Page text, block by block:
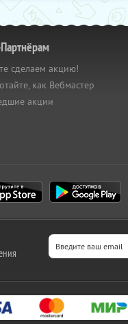
сделаем акцию!
как Вебмастер
акции